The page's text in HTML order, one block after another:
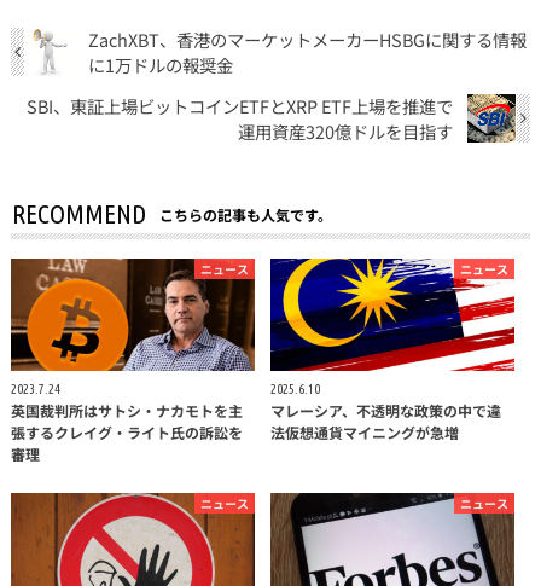
ZachXBT、香港のマーケットメーカーHSBGに関する情報
に1万ドルの報奨金
SBI、東証上場ビットコインETFとXRP ETF上場を推進で
運用資産320億ドルを目指す
RECOMMEND こちらの記事も人気です。
ニュース
2023.7.24
英国裁判所はサトシ・ナカモトを主
張するクレイグ・ライト氏の訴訟を
審理
ニュース
2025.6.10
マレーシア、不透明な政策の中で違
法仮想通貨マイニングが急増
ニュース ニュース